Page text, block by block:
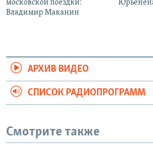
московской поездки:
Владимир Маканин
АРХИВ ВИДЕО
СПИСОК РАДИОПРОГРАММ
Смотрите также